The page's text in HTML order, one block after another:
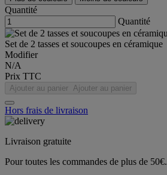
Quantité
Quantité
Set de 2 tasses et soucoupes en céramique
Modifier
N/A
Prix TTC
Ajouter au panier Ajouter au panier
Hors frais de livraison
Livraison gratuite
Pour toutes les commandes de plus de 50€.